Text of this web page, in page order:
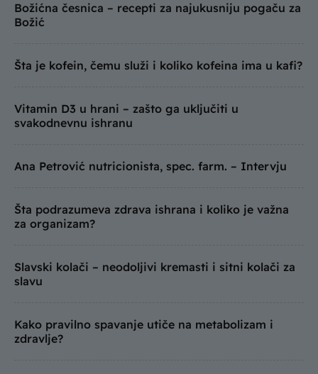
Božićna česnica – recepti za najukusniju pogaču za
Božić
Šta je kofein, čemu služi i koliko kofeina ima u kafi?
Vitamin D3 u hrani – zašto ga uključiti u
svakodnevnu ishranu
Ana Petrović nutricionista, spec. farm. – Intervju
Šta podrazumeva zdrava ishrana i koliko je važna
za organizam?
Slavski kolači – neodoljivi kremasti i sitni kolači za
slavu
Kako pravilno spavanje utiče na metabolizam i
zdravlje?